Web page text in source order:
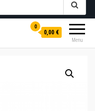
Menu
0
0,00 €